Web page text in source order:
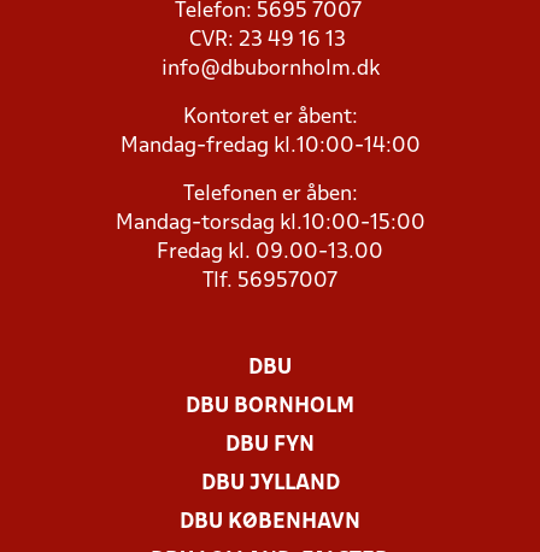
Telefon: 5695 7007
CVR: 23 49 16 13
info@dbubornholm.dk
Kontoret er åbent:
Mandag-fredag kl.10:00-14:00
Telefonen er åben:
Mandag-torsdag kl.10:00-15:00
Fredag kl. 09.00-13.00
Tlf. 56957007
DBU
DBU BORNHOLM
DBU FYN
DBU JYLLAND
DBU KØBENHAVN